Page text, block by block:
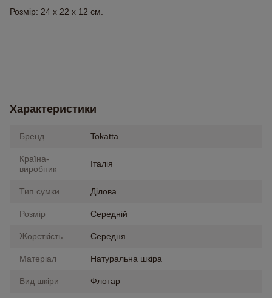
Розмір: 24 x 22 x 12 см.
Характеристики
Бренд Tokatta
Країна-
виробник
Італія
Тип сумки Ділова
Розмір Середній
Жорсткість Середня
Матеріал Натуральна шкіра
Вид шкіри Флотар